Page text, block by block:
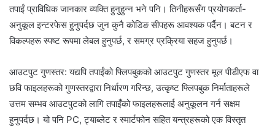
तपाईं प्राविधिक जानकार व्यक्ति हुनुहुन्न भने पनि। तिनीहरूसँग प्रयोगकर्ता-
अनुकूल इन्टरफेस हुनुपर्दछ जुन कुनै कोडिङ सीपहरू आवश्यक पर्दैन। बटन र
विकल्पहरू स्पष्ट रूपमा लेबल हुनुपर्छ, र समग्र प्रक्रिया सहज हुनुपर्छ।
आउटपुट गुणस्तर: यद्यपि तपाईंको फ्लिपबुकको आउटपुट गुणस्तर मूल पीडीएफ वा
छवि फाइलहरूको गुणस्तरद्वारा निर्धारण गरिन्छ, उत्कृष्ट फ्लिपबुक निर्माताहरूले
उत्तम सम्भव आउटपुटको लागि तपाइँको फाइलहरूलाई अनुकूलन गर्न सक्षम
हुनुपर्दछ। यो पनि PC, ट्याब्लेट र स्मार्टफोन सहित यन्त्रहरूको एक विस्तृत